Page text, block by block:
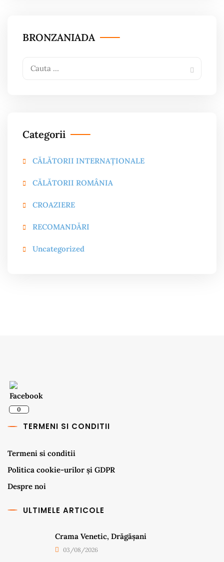
BRONZANIADA
Search
Categorii
CĂLĂTORII INTERNAȚIONALE
CĂLĂTORII ROMÂNIA
CROAZIERE
RECOMANDĂRI
Uncategorized
0
TERMENI SI CONDITII
Termeni si conditii
Politica cookie-urilor și GDPR
Despre noi
ULTIMELE ARTICOLE
Crama Venetic, Drăgășani
03/08/2026